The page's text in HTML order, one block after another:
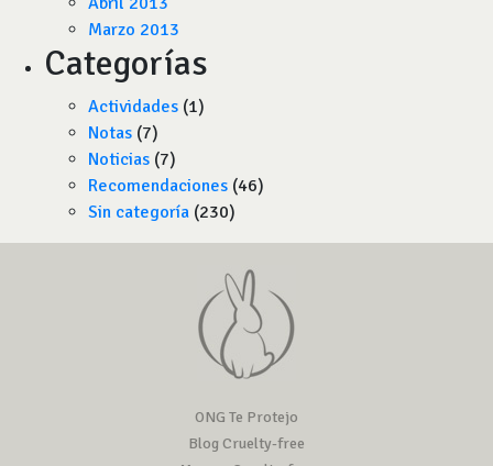
Marzo 2013
Categorías
Actividades (1)
Notas (7)
Noticias (7)
Recomendaciones (46)
Sin categoría (230)
ONG Te Protejo
Blog Cruelty-free